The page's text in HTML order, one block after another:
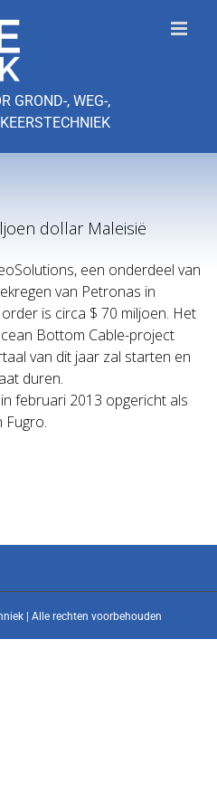
GROND-, WEG-,
dollar Maleisië
een onderdeel van
van Petronas in
is circa $ 70 miljoen. Het
Bottom Cable-project
van dit jaar zal starten en
duren.
februari 2013 opgericht als
Fugro.
| Alle rechten voorbehouden